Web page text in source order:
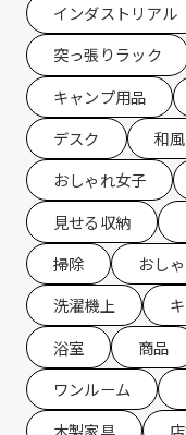
インダストリアル
突っ張りラック
キャンプ用品
デスク
和風
おしゃれ女子
見せる収納
掃除
おし
洗濯機上
浴室
商品
ワンルーム
木製家具